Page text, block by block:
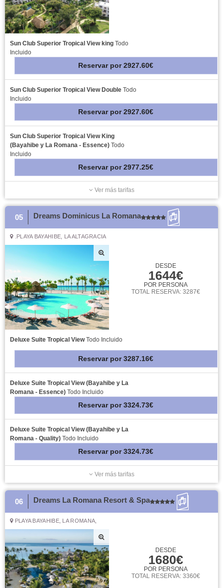
Sun Club Superior Tropical View king Todo
Incluido
Reservar por 2927.60€
Sun Club Superior Tropical View Double Todo
Incluido
Reservar por 2927.60€
Sun Club Superior Tropical View King
(Bayahibe y La Romana - Essence) Todo
Incluido
Reservar por 2977.25€
Ver más tarifas
05 Dreams Dominicus La Romana
.PLAYA BAYAHIBE, LA ALTAGRACIA
DESDE
1644€
POR PERSONA
TOTAL RESERVA: 3287€
Deluxe Suite Tropical ViewTodo Incluido
Reservar por 3287.16€
Deluxe Suite Tropical View (Bayahibe y La
Romana - Essence) Todo Incluido
Reservar por 3324.73€
Deluxe Suite Tropical View (Bayahibe y La
Romana - Quality) Todo Incluido
Reservar por 3324.73€
Ver más tarifas
06 Dreams La Romana Resort & Spa
PLAYA BAYAHIBE, LA ROMANA,
DESDE
1680€
POR PERSONA
TOTAL RESERVA: 3360€